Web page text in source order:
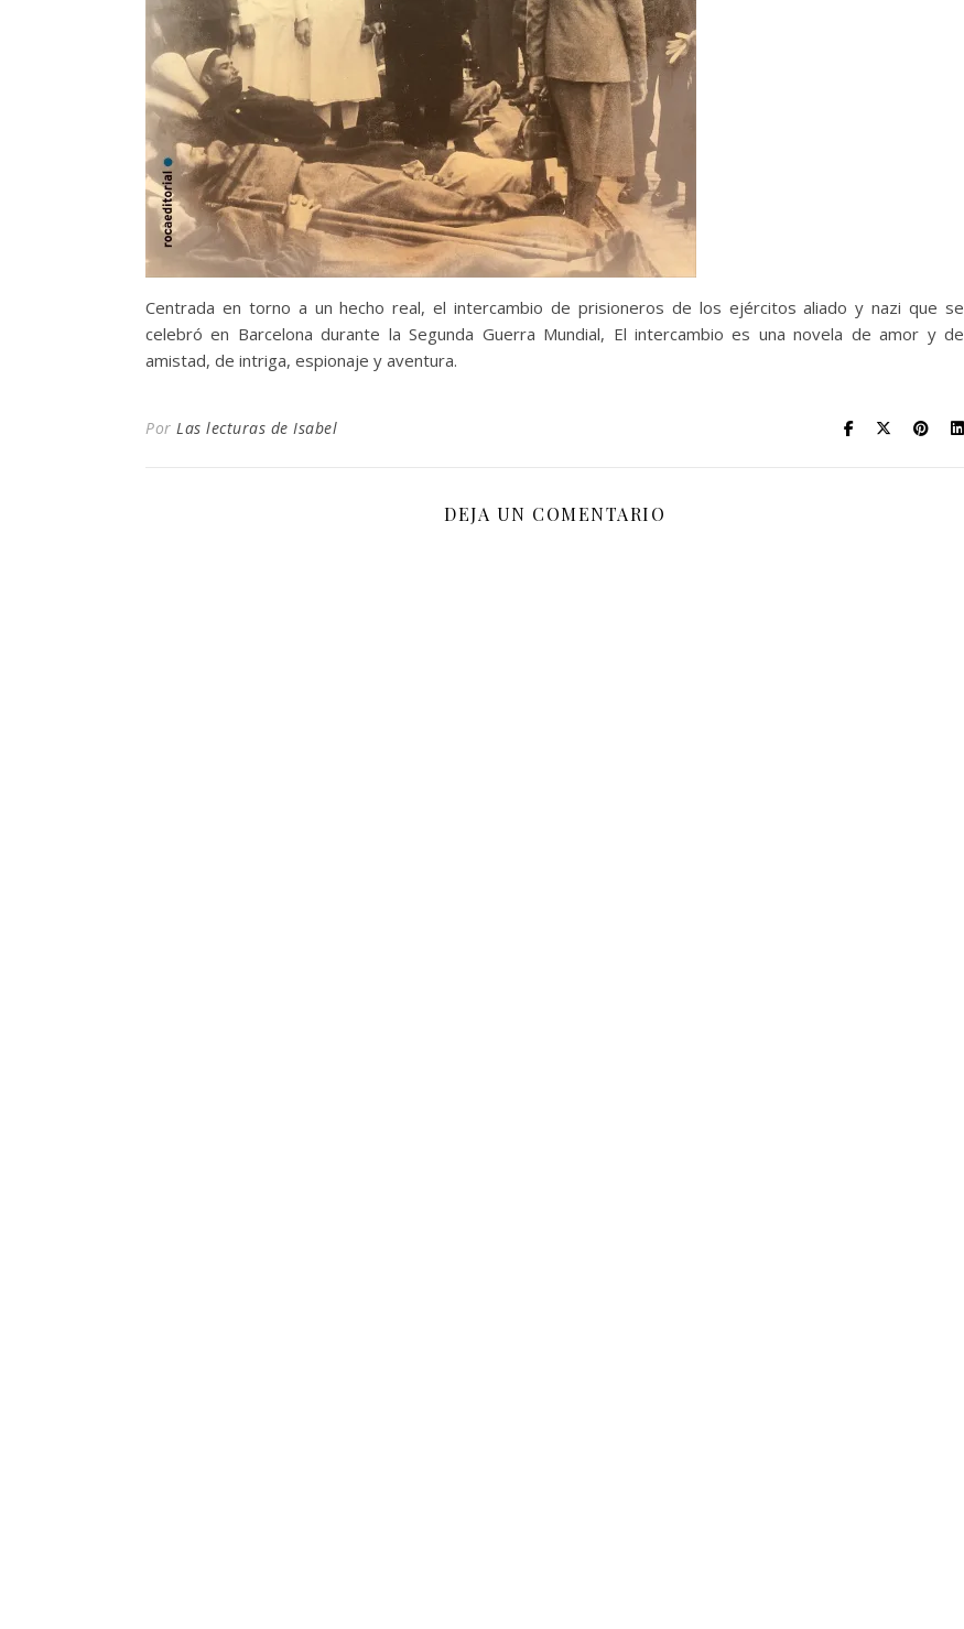
Centrada en torno a un hecho real, el intercambio de prisioneros de los ejércitos aliado y nazi que se
celebró en Barcelona durante la Segunda Guerra Mundial, El intercambio es una novela de amor y de
amistad, de intriga, espionaje y aventura.
Por Las lecturas de Isabel
DEJA UN COMENTARIO